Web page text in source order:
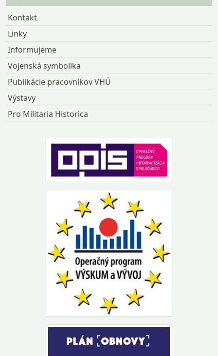
Kontakt
Linky
Informujeme
Vojenská symbolika
Publikácie pracovníkov VHÚ
Výstavy
Pro Militaria Historica